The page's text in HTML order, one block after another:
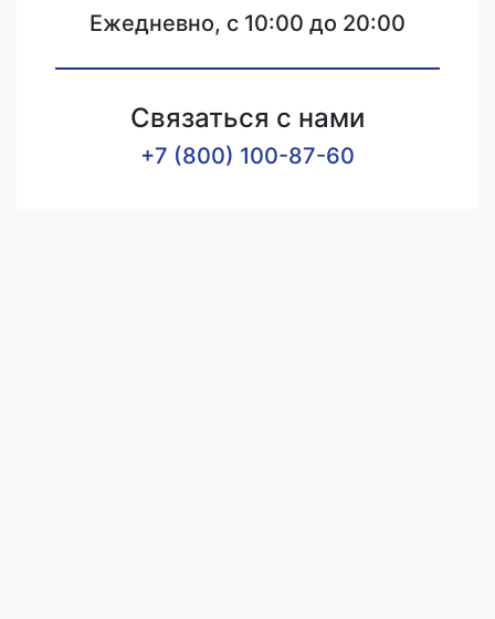
Ежедневно, с 10:00 до 20:00
Связаться с нами
+7 (800) 100-87-60